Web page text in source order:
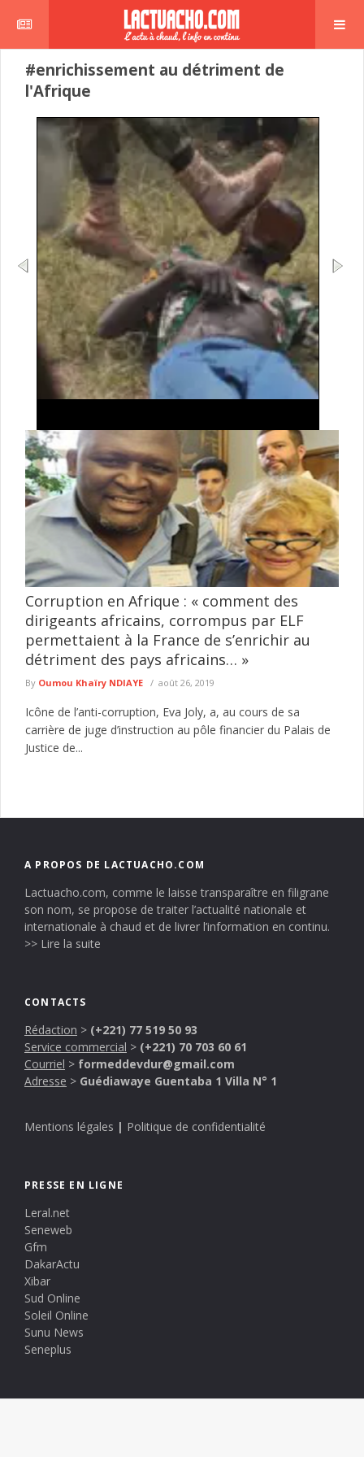
#enrichissement au détriment de
l'Afrique
lynché
Un homme soupçonné d’avoir tenté de voler du bétail dans une
concession à Saré-Moussa, dans le département de Kolda, a ...
lire plus
Corruption en Afrique : « comment des
dirigeants africains, corrompus par ELF
permettaient à la France de s’enrichir au
détriment des pays africains… »
By Oumou Khaïry NDIAYE août 26, 2019
Icône de l’anti-corruption, Eva Joly, a, au cours de sa
carrière de juge d’instruction au pôle financier du Palais de
Justice de...
A PROPOS DE LACTUACHO.COM
Lactuacho.com, comme le laisse transparaître en filigrane
son nom, se propose de traiter l’actualité nationale et
internationale à chaud et de livrer l’information en continu.
>> Lire la suite
CONTACTS
Rédaction > (+221) 77 519 50 93
Service commercial > (+221) 70 703 60 61
Courriel > formeddevdur@gmail.com
Adresse > Guédiawaye Guentaba 1 Villa N° 1
Mentions légales | Politique de confidentialité
PRESSE EN LIGNE
Leral.net
Seneweb
Gfm
DakarActu
Xibar
Sud Online
Soleil Online
Sunu News
Seneplus